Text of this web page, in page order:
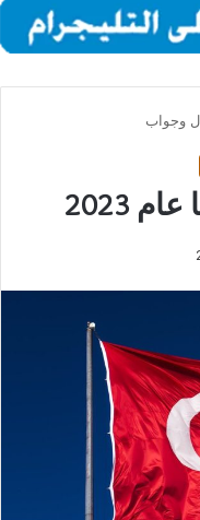
وجواب
2023